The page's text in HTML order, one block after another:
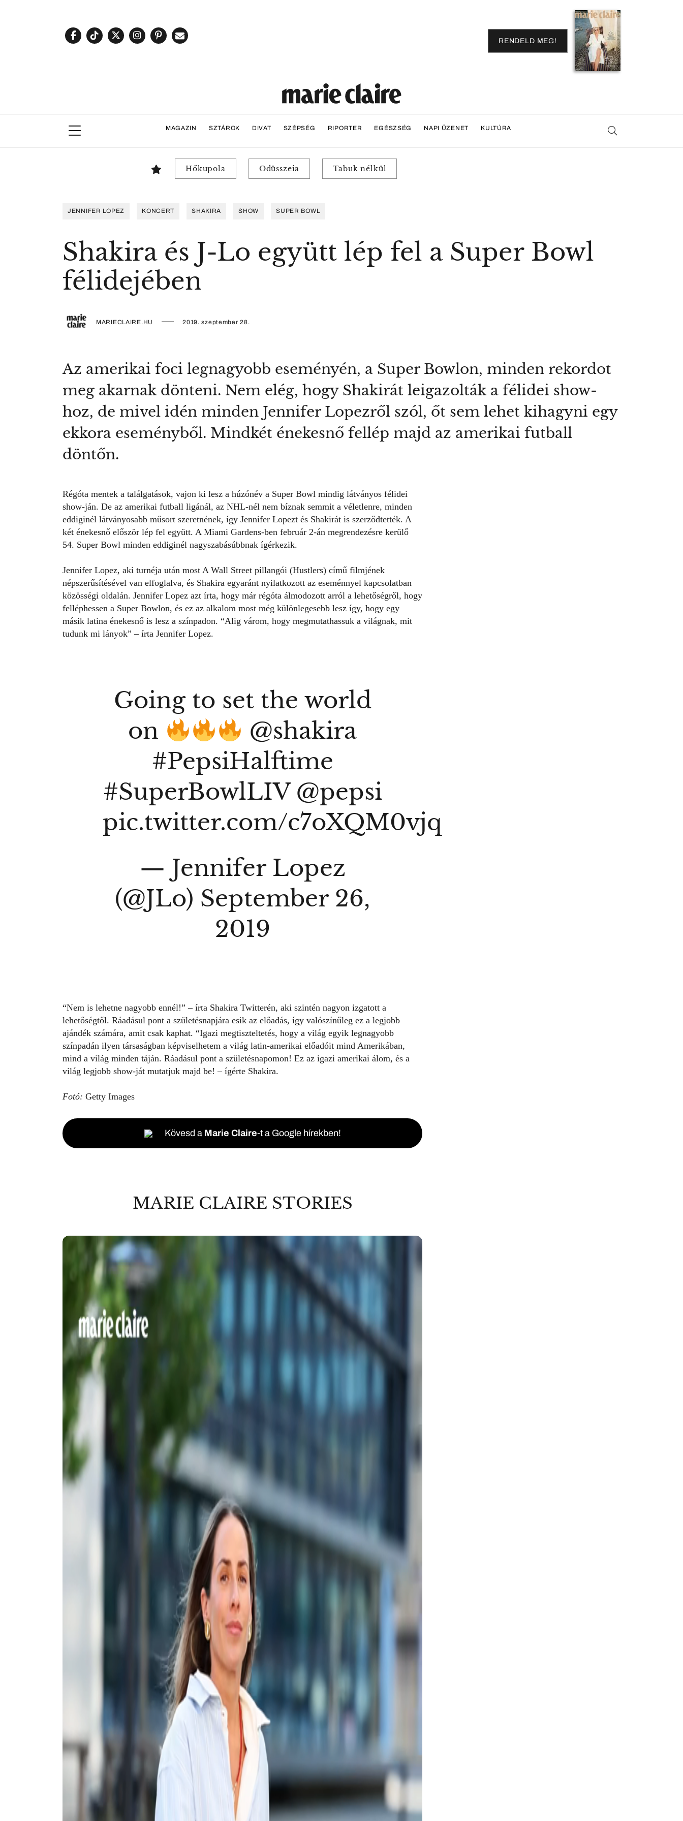
RENDELD MEG!
MAGAZIN SZTÁROK DIVAT SZÉPSÉG RIPORTER EGÉSZSÉG NAPI ÜZENET KULTÚRA
Hőkupola Odüsszeia Tabuk nélkül
JENNIFER LOPEZ KONCERT SHAKIRA SHOW SUPER BOWL
Shakira és J-Lo együtt lép fel a Super Bowl
félidejében
MARIECLAIRE.HU 2019. szeptember 28.
Az amerikai foci legnagyobb eseményén, a Super Bowlon, minden rekordot
meg akarnak dönteni. Nem elég, hogy Shakirát leigazolták a félidei show-
hoz, de mivel idén minden Jennifer Lopezről szól, őt sem lehet kihagyni egy
ekkora eseményből. Mindkét énekesnő fellép majd az amerikai futball
döntőn.
Régóta mentek a találgatások, vajon ki lesz a húzónév a Super Bowl mindig látványos félidei
show-ján. De az amerikai futball ligánál, az NHL-nél nem bíznak semmit a véletlenre, minden
eddiginél látványosabb műsort szeretnének, így Jennifer Lopezt és Shakirát is szerződtették. A
két énekesnő először lép fel együtt. A Miami Gardens-ben február 2-án megrendezésre kerülő
54. Super Bowl minden eddiginél nagyszabásúbbnak ígérkezik.
Jennifer Lopez, aki turnéja után most A Wall Street pillangói (Hustlers) című filmjének
népszerűsítésével van elfoglalva, és Shakira egyaránt nyilatkozott az eseménnyel kapcsolatban
közösségi oldalán. Jennifer Lopez azt írta, hogy már régóta álmodozott arról a lehetőségről, hogy
felléphessen a Super Bowlon, és ez az alkalom most még különlegesebb lesz így, hogy egy
másik latina énekesnő is lesz a színpadon. “Alig várom, hogy megmutathassuk a világnak, mit
tudunk mi lányok” – írta Jennifer Lopez.
Going to set the world
on
@shakira
#PepsiHalftime
#SuperBowlLIV @pepsi
pic.twitter.com/c7oXQM0vjq
— Jennifer Lopez
(@JLo) September 26,
2019
“Nem is lehetne nagyobb ennél!” – írta Shakira Twitterén, aki szintén nagyon izgatott a
lehetőségtől. Ráadásul pont a születésnapjára esik az előadás, így valószínűleg ez a legjobb
ajándék számára, amit csak kaphat. “Igazi megtiszteltetés, hogy a világ egyik legnagyobb
színpadán ilyen társaságban képviselhetem a világ latin-amerikai előadóit mind Amerikában,
mind a világ minden táján. Ráadásul pont a születésnapomon! Ez az igazi amerikai álom, és a
világ legjobb show-ját mutatjuk majd be! – ígérte Shakira.
Fotó: Getty Images
Kövesd a Marie Claire-t a Google hírekben!
MARIE CLAIRE STORIES